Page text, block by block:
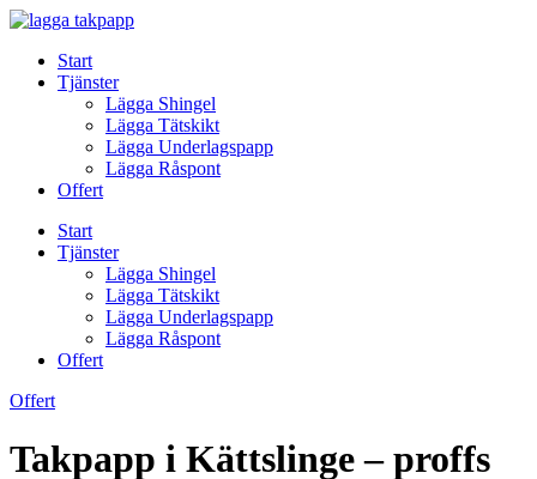
Skip
contentStart
Tjänster
Lägga Shingel
Lägga Tätskikt
Lägga Underlagspapp
Lägga Råspont
Offert
Start
Tjänster
Lägga Shingel
Lägga Tätskikt
Lägga Underlagspapp
Lägga Råspont
Offert
Offert
Takpapp i Kättslinge – proffs